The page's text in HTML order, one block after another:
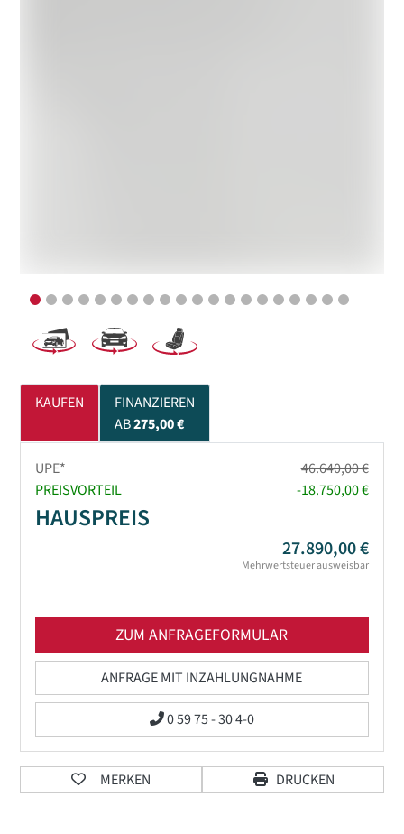
KAUFEN
FINANZIEREN
AB275,00 €
UPE*
46.640,00 €
PREISVORTEIL
-18.750,00 €
HAUSPREIS
27.890,00 €
Mehrwertsteuer ausweisbar
ZUM ANFRAGEFORMULAR
ANFRAGE MIT INZAHLUNGNAHME
0 59 75 - 30 4-0
MERKEN DRUCKEN